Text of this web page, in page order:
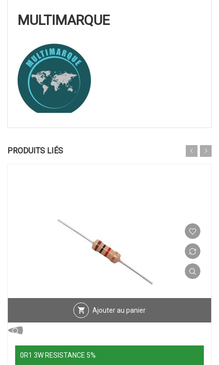
MULTIMARQUE
PRODUITS LIÉS
Ajouter au panier
0R1 3W RESISTANCE 5%